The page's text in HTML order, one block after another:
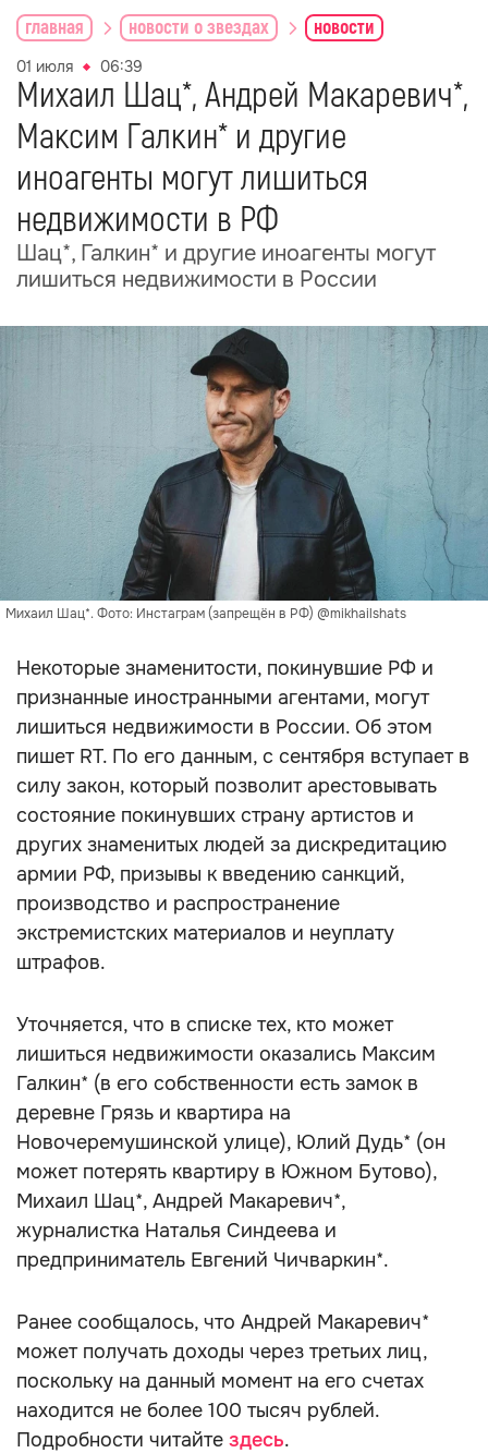
главная новости о звездах новости
01 июля 06:39
Михаил Шац*, Андрей Макаревич*,
Максим Галкин* и другие
иноагенты могут лишиться
недвижимости в РФ
Шац*, Галкин* и другие иноагенты могут
лишиться недвижимости в России
Михаил Шац*. Фото: Инстаграм (запрещён в РФ) @mikhailshats
Некоторые знаменитости, покинувшие РФ и
признанные иностранными агентами, могут
лишиться недвижимости в России. Об этом
пишет RT. По его данным, с сентября вступает в
силу закон, который позволит арестовывать
состояние покинувших страну артистов и
других знаменитых людей за дискредитацию
армии РФ, призывы к введению санкций,
производство и распространение
экстремистских материалов и неуплату
штрафов.
Уточняется, что в списке тех, кто может
лишиться недвижимости оказались Максим
Галкин* (в его собственности есть замок в
деревне Грязь и квартира на
Новочеремушинской улице), Юлий Дудь* (он
может потерять квартиру в Южном Бутово),
Михаил Шац*, Андрей Макаревич*,
журналистка Наталья Синдеева и
предприниматель Евгений Чичваркин*.
Ранее сообщалось, что Андрей Макаревич*
может получать доходы через третьих лиц,
поскольку на данный момент на его счетах
находится не более 100 тысяч рублей.
Подробности читайте здесь.